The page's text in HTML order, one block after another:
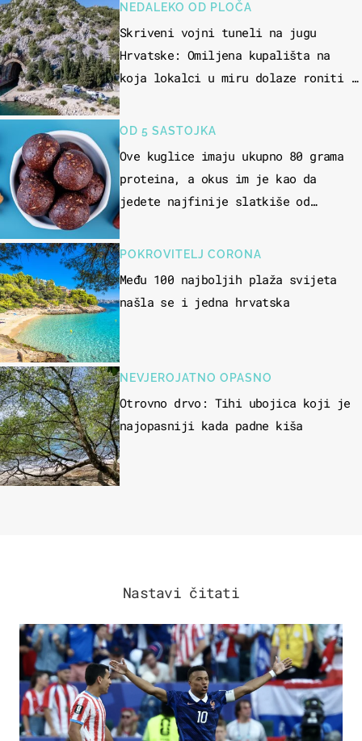
NEDALEKO OD PLOČA
Skriveni vojni tuneli na jugu
Hrvatske: Omiljena kupališta na
koja lokalci u miru dolaze roniti i
OD 5 SASTOJKA
Ove kuglice imaju ukupno 80 grama
proteina, a okus im je kao da
jedete najfinije slatkiše od
POKROVITELJ CORONA
Među 100 najboljih plaža svijeta
našla se i jedna hrvatska
NEVJEROJATNO OPASNO
Otrovno drvo: Tihi ubojica koji je
najopasniji kada padne kiša
Nastavi čitati
SVJETSKO PRVENSTVO 2026